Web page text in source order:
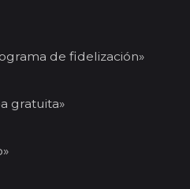
de fidelización»
gratuita»